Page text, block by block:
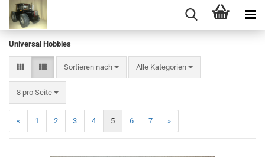
Universal Hobbies
Sortieren nach
Sortieren nach Alle Kategorien
8 pro Seite
pro Seite
« 1 2 3 4 5 6 7 »